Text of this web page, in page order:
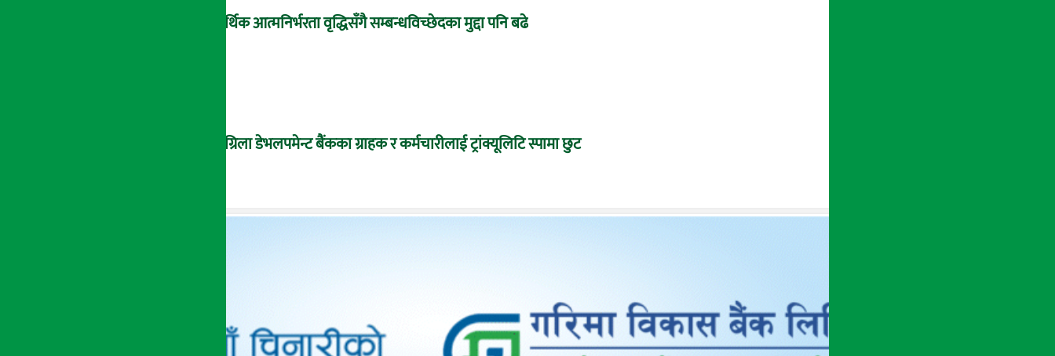
आर्थिक आत्मनिर्भरता वृद्धिसँगै सम्बन्धविच्छेदका मुद्दा पनि बढे
सांग्रिला डेभलपमेन्ट बैंकका ग्राहक र कर्मचारीलाई ट्रांक्यूलिटि स्पामा छुट